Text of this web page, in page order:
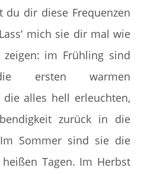
du dir diese Frequenzen
mich sie dir mal wie
zeigen: im Frühling sind
ersten warmen
die alles hell erleuchten,
zurück in die
Sommer sind sie die
Tagen. Im Herbst